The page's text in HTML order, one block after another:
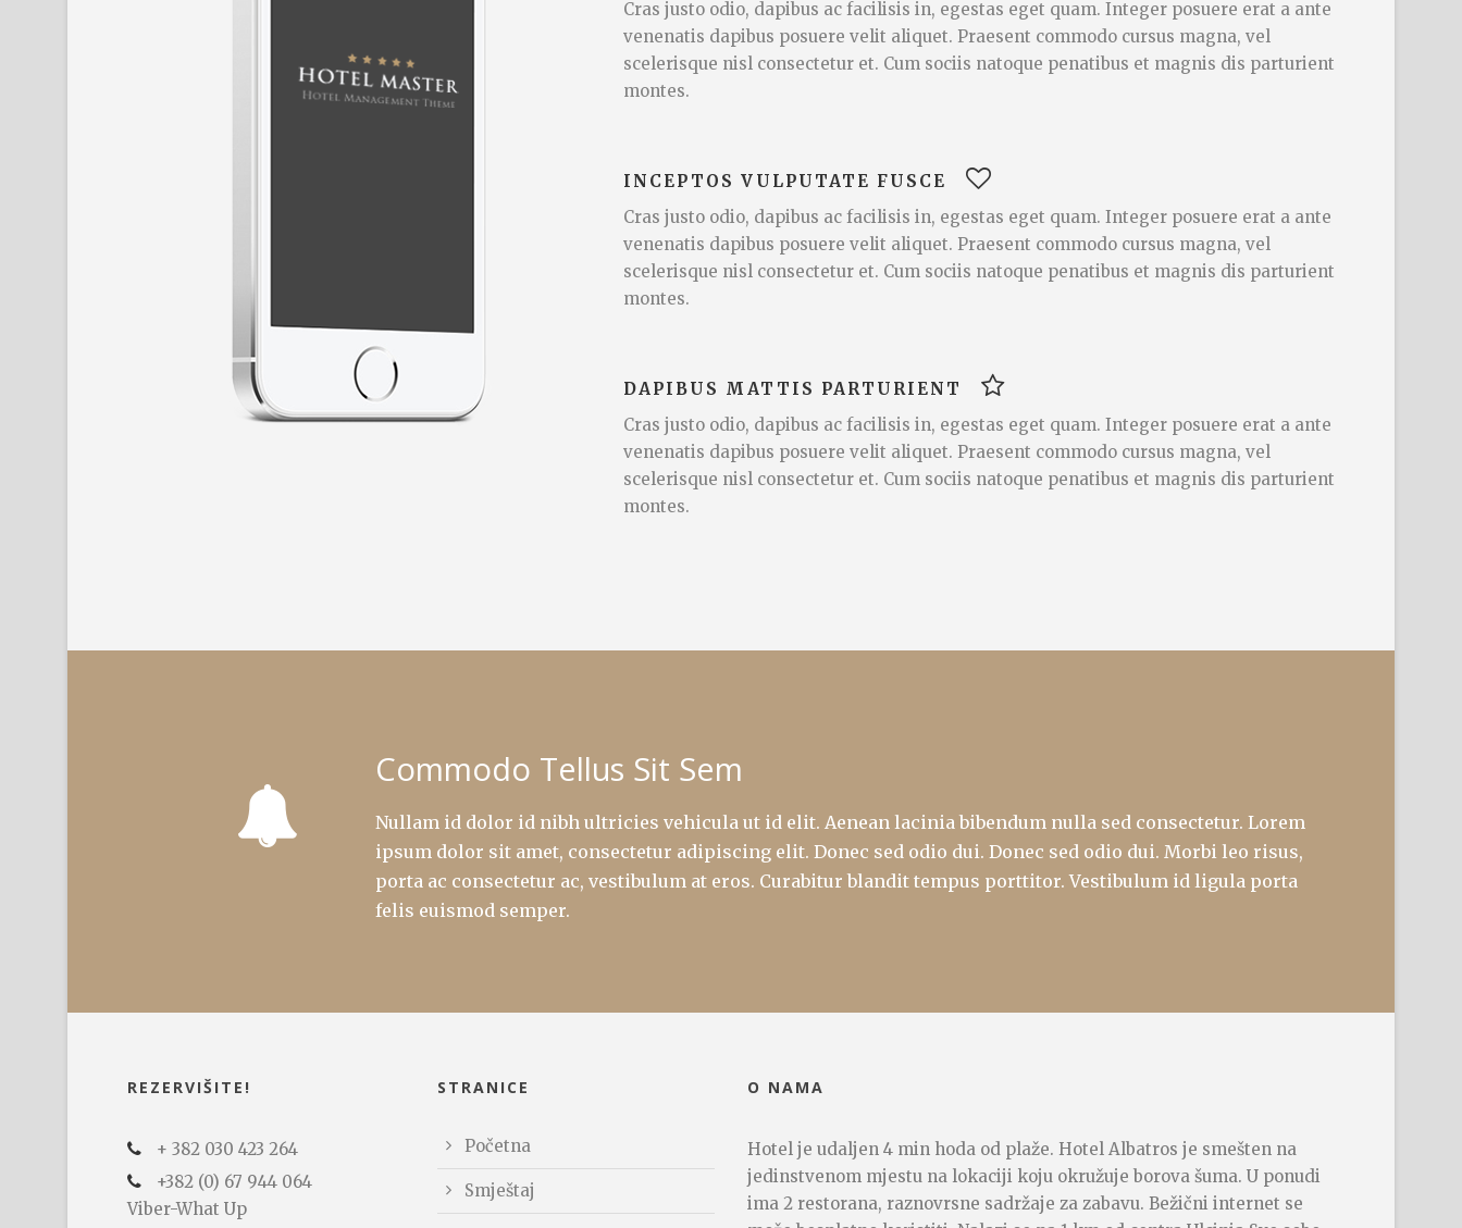
Cras justo odio, dapibus ac facilisis in, egestas eget quam. Integer posuere erat a ante
venenatis dapibus posuere velit aliquet. Praesent commodo cursus magna, vel
scelerisque nisl consectetur et. Cum sociis natoque penatibus et magnis dis parturient
montes.
INCEPTOS VULPUTATE FUSCE
Cras justo odio, dapibus ac facilisis in, egestas eget quam. Integer posuere erat a ante
venenatis dapibus posuere velit aliquet. Praesent commodo cursus magna, vel
scelerisque nisl consectetur et. Cum sociis natoque penatibus et magnis dis parturient
montes.
DAPIBUS MATTIS PARTURIENT
Cras justo odio, dapibus ac facilisis in, egestas eget quam. Integer posuere erat a ante
venenatis dapibus posuere velit aliquet. Praesent commodo cursus magna, vel
scelerisque nisl consectetur et. Cum sociis natoque penatibus et magnis dis parturient
montes.
Commodo Tellus Sit Sem
Nullam id dolor id nibh ultricies vehicula ut id elit. Aenean lacinia bibendum nulla sed consectetur. Lorem
ipsum dolor sit amet, consectetur adipiscing elit. Donec sed odio dui. Donec sed odio dui. Morbi leo risus,
porta ac consectetur ac, vestibulum at eros. Curabitur blandit tempus porttitor. Vestibulum id ligula porta
felis euismod semper.
REZERVIŠITE!
+ 382 030 423 264
+382 (0) 67 944 064
Viber-What Up
STRANICE
Početna
Smještaj
O NAMA
Hotel je udaljen 4 min hoda od plaže. Hotel Albatros je smešten na
jedinstvenom mjestu na lokaciji koju okružuje borova šuma. U ponudi
ima 2 restorana, raznovrsne sadržaje za zabavu. Bežični internet se